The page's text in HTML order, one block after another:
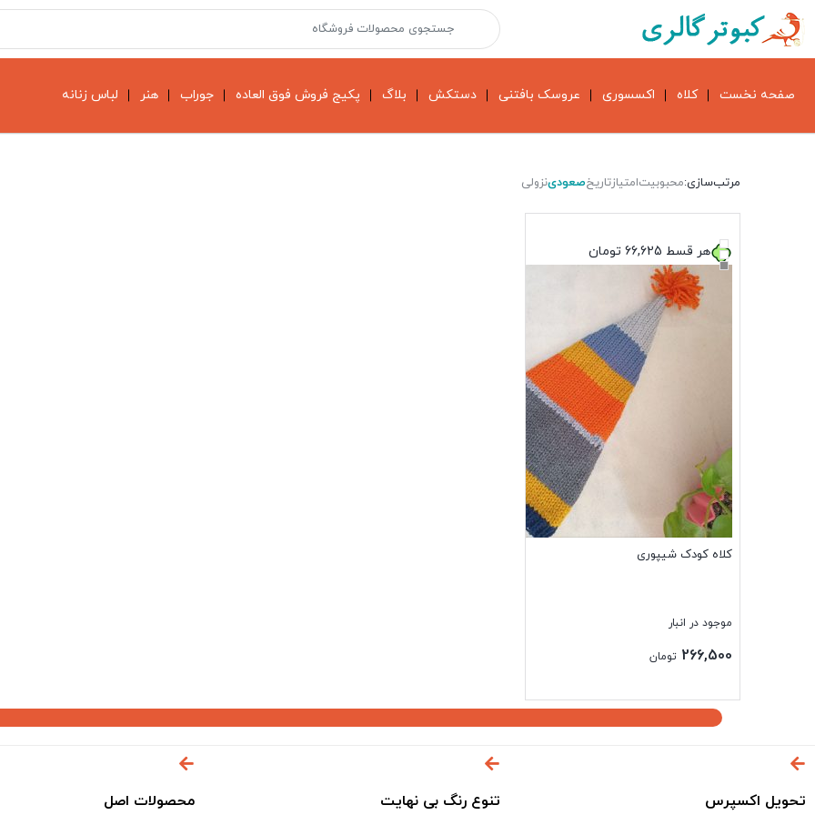
صفحه نخست کلاه اکسسوری عروسک بافتنی دستکش بلاگ پکیج فروش فوق العاده جوراب هنر لباس زنانه
مرتب‌سازی:محبوبیتامتیازتاریخصعودینزولی
هر قسط 66,625 تومان
کلاه کودک شیپوری
موجود در انبار
266,500 تومان
بستن
تحویل اکسپرس تنوع رنگ بی نهایت محصولات اصل